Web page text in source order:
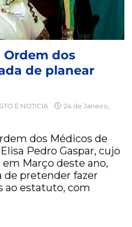
Ordem dos
de planear
É NOTICIA
24 de Janeiro,
dos Médicos de
Pedro Gaspar, cujo
Março deste ano,
de pretender fazer
ao estatuto, com